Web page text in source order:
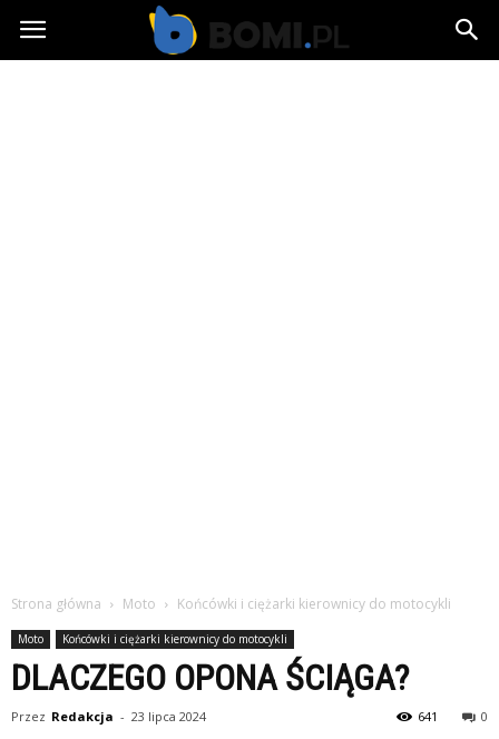
Bomi.pl
Strona główna Moto Końcówki i ciężarki kierownicy do motocykli
Moto Końcówki i ciężarki kierownicy do motocykli
DLACZEGO OPONA ŚCIĄGA?
Przez Redakcja - 23 lipca 2024 0
641